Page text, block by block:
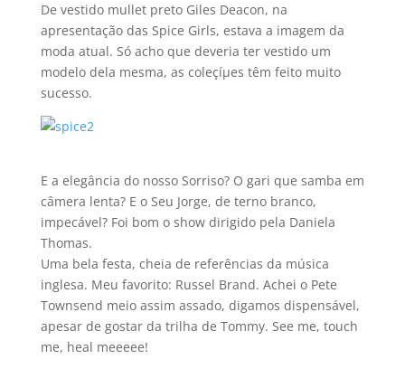
De vestido mullet preto Giles Deacon, na
apresentação das Spice Girls, estava a imagem da
moda atual. Só acho que deveria ter vestido um
modelo dela mesma, as coleçíµes têm feito muito
sucesso.
E a elegância do nosso Sorriso? O gari que samba em
câmera lenta? E o Seu Jorge, de terno branco,
impecável? Foi bom o show dirigido pela Daniela
Thomas.
Uma bela festa, cheia de referências da música
inglesa. Meu favorito: Russel Brand. Achei o Pete
Townsend meio assim assado, digamos dispensável,
apesar de gostar da trilha de Tommy. See me, touch
me, heal meeeee!